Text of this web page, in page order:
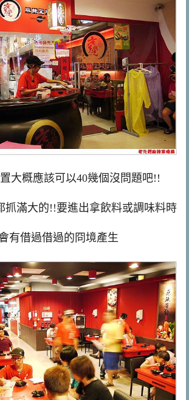
大概應該可以40幾個沒問題吧!!
抓滿大的!!要進出拿飲料或調味料時
有借過借過的冏境產生